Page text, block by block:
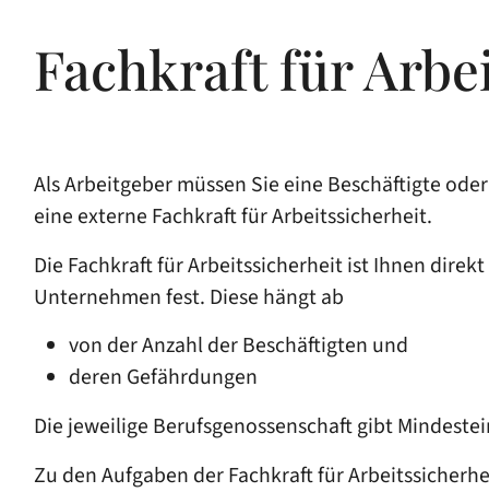
Fachkraft für
Als Arbeitgeber müssen Sie eine Beschäftigte
eine externe Fachkraft für Arbeitssicherheit.
Die Fachkraft für Arbeitssicherheit ist Ihnen
Unternehmen fest. Diese hängt ab
von der Anzahl der Beschäftigten und
deren Gefährdungen
Die jeweilige Berufsgenossenschaft gibt
Zu den Aufgaben der Fachkraft für